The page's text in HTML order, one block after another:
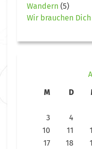
Wandern (5)
Wir brauchen Dich
M
D
3
4
10
11
17
18